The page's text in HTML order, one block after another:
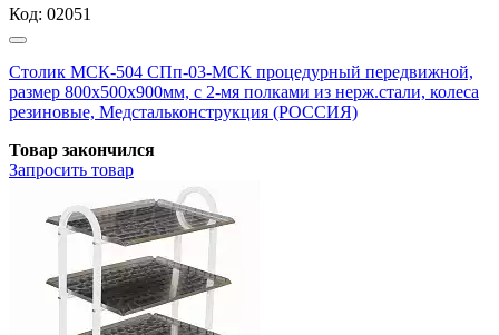
Код: 02051
Столик МСК-504 СПп-03-МСК процедурный передвижной,
размер 800х500х900мм, с 2-мя полками из нерж.стали, колеса
резиновые, Медстальконструкция (РОССИЯ)
Товар закончился
Запросить товар